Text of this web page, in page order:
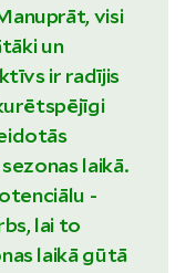
visi
un
ir radījis
laikā.
-
lai to
laikā gūtā